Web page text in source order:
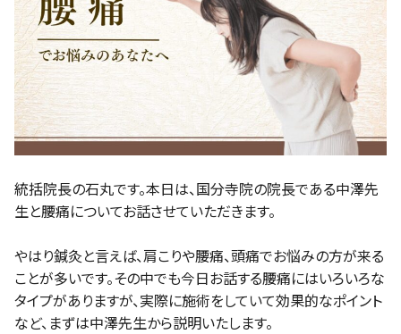
統括院長の石丸です。本日は、国分寺院の院長である中澤先
生と腰痛についてお話させていただきます。
やはり鍼灸と言えば、肩こりや腰痛、頭痛でお悩みの方が来る
ことが多いです。その中でも今日お話する腰痛にはいろいろな
タイプがありますが、実際に施術をしていて効果的なポイント
など、まずは中澤先生から説明いたします。